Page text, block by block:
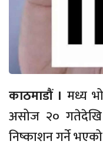
काठमाडौं । मध्य
असोज २० गतेदेखि
निष्काशन गर्ने